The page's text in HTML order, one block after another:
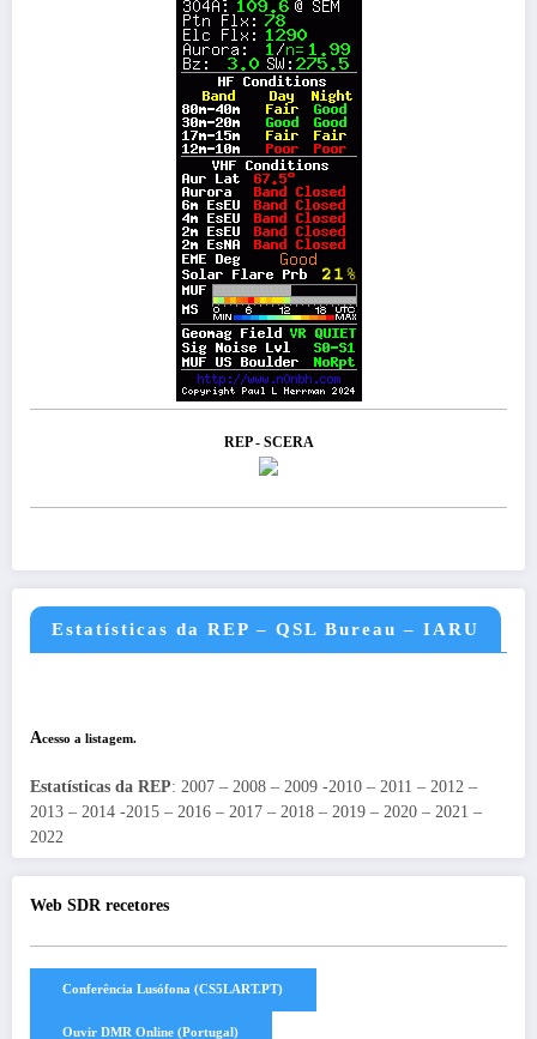
REP - SCERA
Estatísticas da REP – QSL Bureau – IARU
Acesso a listagem.
Estatísticas da REP: 2007 – 2008 – 2009 -2010 – 2011 – 2012 –
2013 – 2014 -2015 – 2016 – 2017 – 2018 – 2019 – 2020 – 2021 –
2022
Web SDR recetores